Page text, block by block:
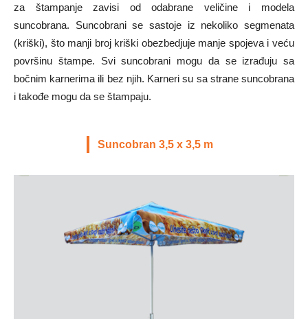
za štampanje zavisi od odabrane veličine i modela
suncobrana. Suncobrani se sastoje iz nekoliko segmenata
(kriški), što manji broj kriški obezbedjuje manje spojeva i veću
površinu štampe. Svi suncobrani mogu da se izrađuju sa
bočnim karnerima ili bez njih. Karneri su sa strane suncobrana
i takođe mogu da se štampaju.
Suncobran 3,5 x 3,5 m